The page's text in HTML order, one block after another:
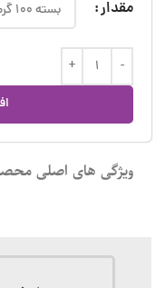
مقدار
ویژگی های اصلی